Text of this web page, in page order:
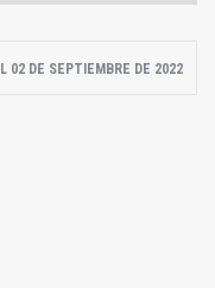
02 DE SEPTIEMBRE DE 2022